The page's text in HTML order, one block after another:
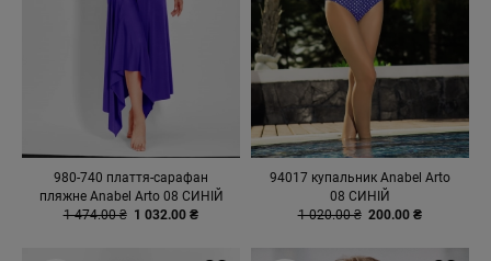
980-740 плаття-сарафан
пляжне Anabel Arto 08 СИНІЙ
1 474.00 ₴ 1 032.00 ₴
94017 купальник Anabel Arto
08 СИНІЙ
1 020.00 ₴ 200.00 ₴